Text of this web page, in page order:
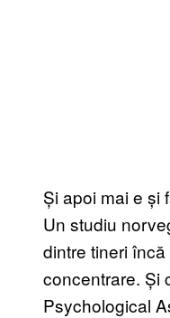
Și apoi mai e și
Un studiu
dintre tineri
concentrare. Și
Psychological